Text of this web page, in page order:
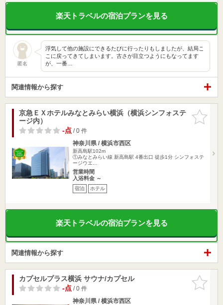
楽天トラベルの宿泊プランを見る
匿名
浮気して他の施設にできるたびに行ったりもしましたが、結局こ
こに戻ってきてしまいます。古さが目立つようにもなってます
が、一番…
関連情報から探す
お気に入
りに追加
京急ＥＸホテルみなとみらい横浜（横浜シンフォステ
ージ内）
-点/ 0 件
神奈川県 / 横浜市西区
新高島駅102m
①みなとみらい線 新高島駅 4番出口 徒歩1分 シンフォステ
ージウエ…
営業時間
入浴料金 ～
宿泊 ホテル
楽天トラベルの宿泊プランを見る
関連情報から探す
お気に入
りに追加
カプセルプラス横浜 サウナ/カプセル
-点/ 0 件
神奈川県 / 横浜市西区